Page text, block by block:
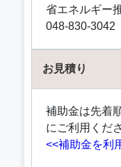
省エネルギー
048-830-3042
お見積り
補助金は先着
にご利用くだ
<<補助金を利